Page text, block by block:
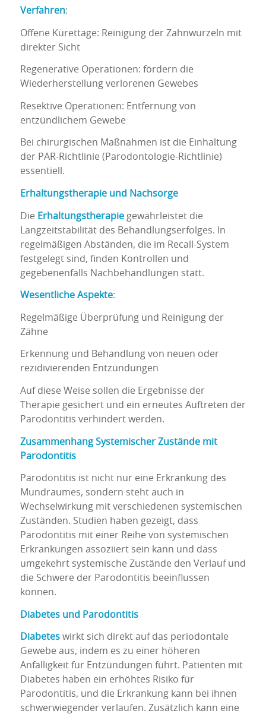
Verfahren:
Offene Kürettage: Reinigung der Zahnwurzeln mit
direkter Sicht
Regenerative Operationen: fördern die
Wiederherstellung verlorenen Gewebes
Resektive Operationen: Entfernung von
entzündlichem Gewebe
Bei chirurgischen Maßnahmen ist die Einhaltung
der PAR-Richtlinie (Parodontologie-Richtlinie)
essentiell.
Erhaltungstherapie und Nachsorge
Die Erhaltungstherapiegewährleistet die
Langzeitstabilität des Behandlungserfolges. In
regelmäßigen Abständen, die im Recall-System
festgelegt sind, finden Kontrollen und
gegebenenfalls Nachbehandlungen statt.
Wesentliche Aspekte:
Regelmäßige Überprüfung und Reinigung der
Zähne
Erkennung und Behandlung von neuen oder
rezidivierenden Entzündungen
Auf diese Weise sollen die Ergebnisse der
Therapie gesichert und ein erneutes Auftreten der
Parodontitis verhindert werden.
Zusammenhang Systemischer Zustände mit
Parodontitis
Parodontitis ist nicht nur eine Erkrankung des
Mundraumes, sondern steht auch in
Wechselwirkung mit verschiedenen systemischen
Zuständen. Studien haben gezeigt, dass
Parodontitis mit einer Reihe von systemischen
Erkrankungen assoziiert sein kann und dass
umgekehrt systemische Zustände den Verlauf und
die Schwere der Parodontitis beeinflussen
können.
Diabetes und Parodontitis
Diabeteswirkt sich direkt auf das periodontale
Gewebe aus, indem es zu einer höheren
Anfälligkeit für Entzündungen führt. Patienten mit
Diabetes haben ein erhöhtes Risiko für
Parodontitis, und die Erkrankung kann bei ihnen
schwerwiegender verlaufen. Zusätzlich kann eine